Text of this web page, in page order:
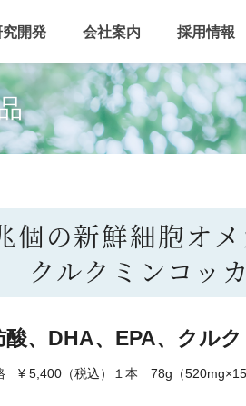
究開発 会社案内 採用情報
個の新鮮細胞オ
クルクミンコッ
、DHA、EPA、クルク
¥ 5,400（税込）１本 78g（